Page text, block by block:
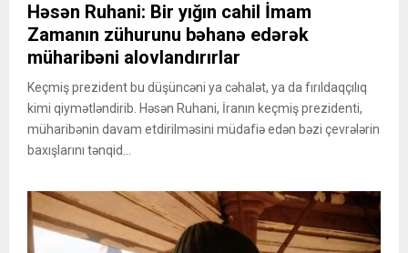
Həsən Ruhani: Bir yığın cahil İmam
Zamanın zühurunu bəhanə edərək
müharibəni alovlandırırlar
Keçmiş prezident bu düşüncəni ya cəhalət, ya da fırıldaqçılıq
kimi qiymətləndirib. Həsən Ruhani, İranın keçmiş prezidenti,
müharibənin davam etdirilməsini müdafiə edən bəzi çevrələrin
baxışlarını tənqid...